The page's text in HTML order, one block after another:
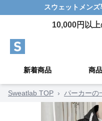
スウェットメンズ
10,000円以
新着商品 商
Sweatlab TOP › パーカーの